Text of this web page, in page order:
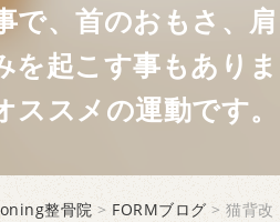
で、首のおもさ、肩
を起こす事もありま
スメの運動です。
整骨院 > FORMブログ > 猫背改